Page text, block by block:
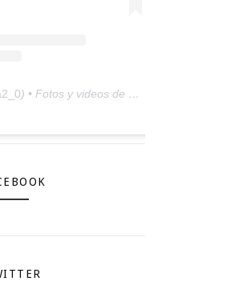
) • Fotos y videos de Instagram